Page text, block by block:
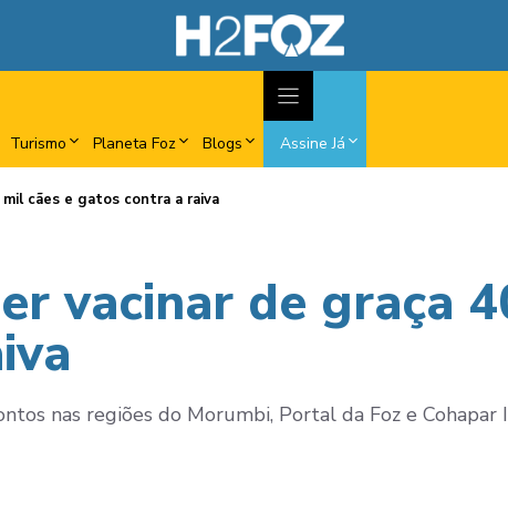
Turismo Planeta Foz Blogs Assine Já
cães e gatos contra a raiva
vacinar de graça
nas regiões do Morumbi, Portal da Foz e Cohapar